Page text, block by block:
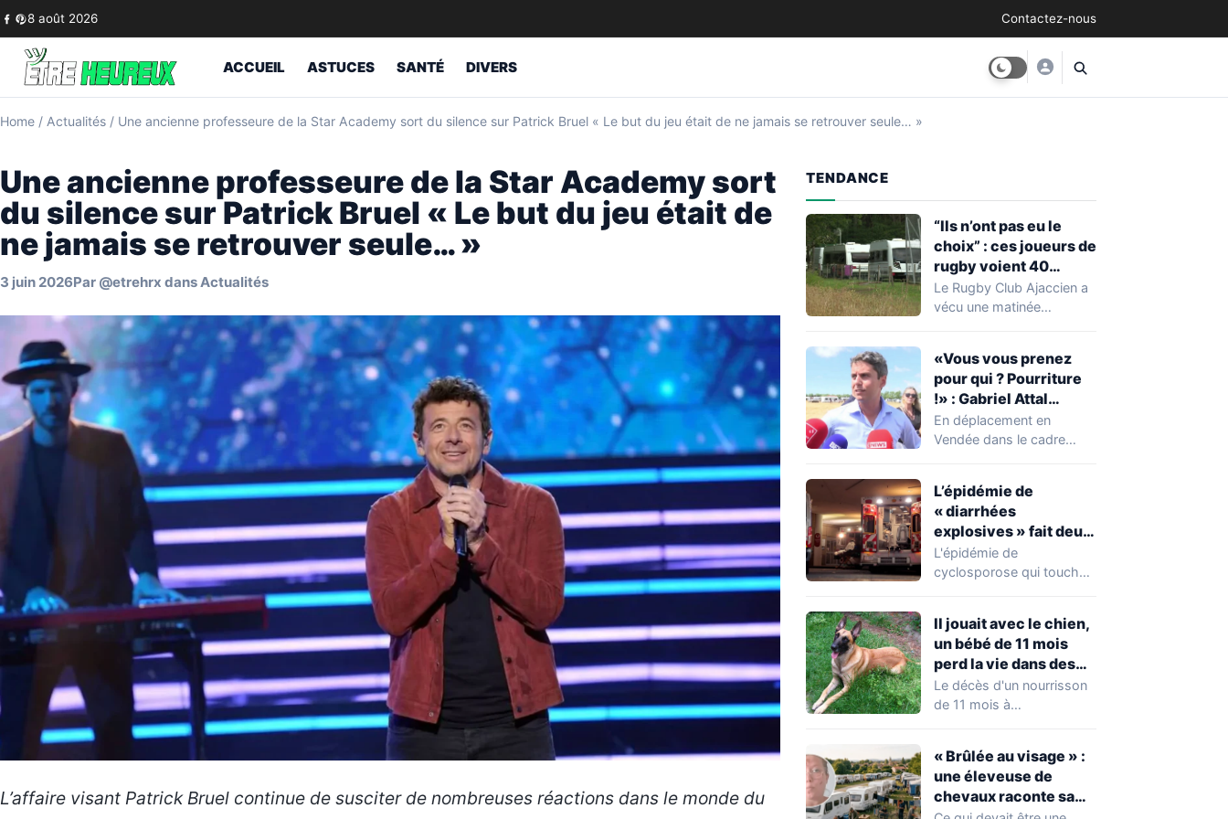
Skip to content
8 août 2026 Contactez-nous
ACCUEIL ASTUCES SANTÉ DIVERS
Home / Actualités / Une ancienne professeure de la Star Academy sort du silence sur Patrick Bruel « Le but du jeu était de ne jamais se retrouver seule… »
Une ancienne professeure de la Star Academy sort
du silence sur Patrick Bruel « Le but du jeu était de
ne jamais se retrouver seule… »
3 juin 2026Par @etrehrx dansActualités
L’affaire visant Patrick Bruel continue de susciter de nombreuses réactions dans le monde du
TENDANCE
“Ils n’ont pas eu le
choix” : ces joueurs de
rugby voient 40
caravanes de gens du
voyage s’installer
heure
Le Rugby Club Ajaccien a
vécu une matinée
découverte d'une…
«Vous vous prenez
pour qui ? Pourriture
!» : Gabriel Attal
chahuté sur un
campement illégal
En déplacement en
Vendée dans le cadre
occupations…
L’épidémie de
« diarrhées
explosives » fait deux
premiers morts
L'épidémie de
cyclosporose qui touche
aggravation. Les autorités
sanitaires…
Il jouait avec le chien,
un bébé de 11 mois
perd la vie dans des
circonstances
horribles
Le décès d'un nourrisson
de 11 mois à
profondément…
« Brûlée au visage » :
une éleveuse de
chevaux raconte sa